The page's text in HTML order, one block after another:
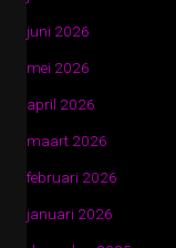
juni 2026
mei 2026
april 2026
maart 2026
februari 2026
januari 2026